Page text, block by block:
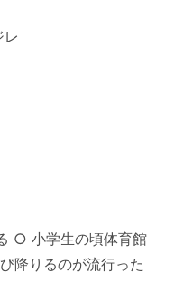
○ 小学生の頃体育館
降りるのが流行った